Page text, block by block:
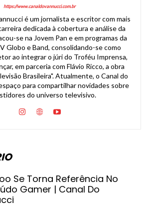
https://www.canaldovannucci.com.br
é um jornalista e escritor com mais
dedicada à cobertura e análise da
se na Jovem Pan e em programas da
Globo e Band, consolidando-se como
ao integrar o júri do Troféu Imprensa,
em parceria com Flávio Ricco, a obra
Brasileira". Atualmente, o Canal do
para compartilhar novidades sobre
do universo televisivo.
Se Torna Referência No
Gamer | Canal Do